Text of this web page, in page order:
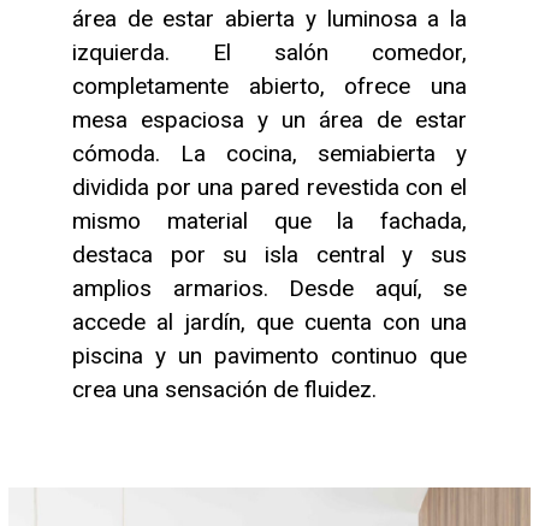
área de estar abierta y luminosa a la
izquierda. El salón comedor,
completamente abierto, ofrece una
mesa espaciosa y un área de estar
cómoda. La cocina, semiabierta y
dividida por una pared revestida con el
mismo material que la fachada,
destaca por su isla central y sus
amplios armarios. Desde aquí, se
accede al jardín, que cuenta con una
piscina y un pavimento continuo que
crea una sensación de fluidez.